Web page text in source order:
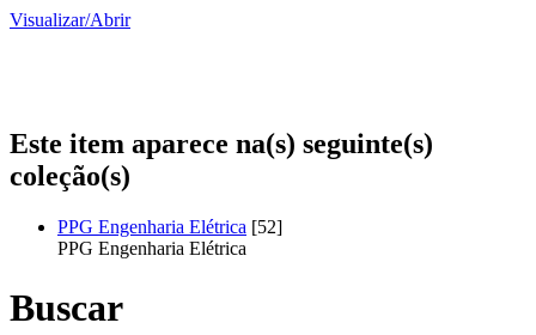
Visualizar/Abrir
Este item aparece na(s) seguinte(s)
coleção(s)
PPG Engenharia Elétrica [52]
PPG Engenharia Elétrica
Buscar